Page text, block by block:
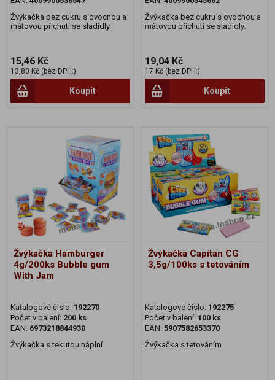
Žvýkačka bez cukru s ovocnou a
mátovou příchutí se sladidly.
15,46 Kč
13,80 Kč (bez DPH:)
Koupit
Žvýkačka bez cukru s ovocnou a
mátovou příchutí se sladidly.
19,04 Kč
17 Kč (bez DPH:)
Koupit
Žvýkačka Hamburger
4g/200ks Bubble gum
With Jam
Katalogové číslo: 192270
Počet v balení: 200 ks
EAN: 6973218844930
Žvýkačka s tekutou náplní
Žvýkačka Capitan CG
3,5g/100ks s tetováním
Katalogové číslo: 192275
Počet v balení: 100 ks
EAN: 5907582653370
Žvýkačka s tetováním